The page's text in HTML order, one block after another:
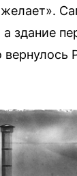
здание
вернулось